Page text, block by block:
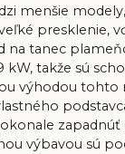
menšie
presklenie,
na tanec
kW, takže sú
výhodou tohto
zapadnúť
výbavou sú